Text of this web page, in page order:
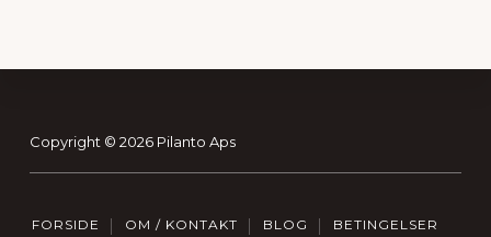
Footer
Copyright © 2026 Pilanto Aps
FORSIDE OM / KONTAKT BLOG BETINGELSER